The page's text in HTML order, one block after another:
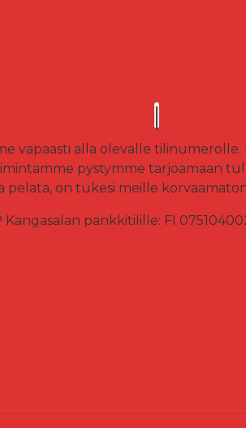
vapaasti alla olevalle
pystymme tarjoamaan
pelata, on tukesi meille
Kangasalan pankkitilille: FI